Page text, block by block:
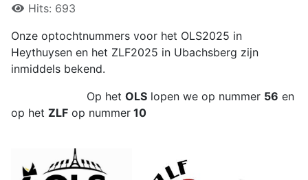
Hits: 693
Onze optochtnummers voor het OLS2025 in
Heythuysen en het ZLF2025 in Ubachsberg zijn
inmiddels bekend.
Op het OLS lopen we op nummer 56 en
op het ZLF op nummer 10